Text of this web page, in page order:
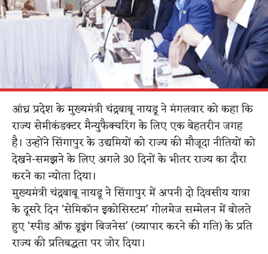
आंध्र प्रदेश के मुख्यमंत्री चंद्रबाबू नायडू ने मंगलवार को कहा कि
राज्य सेमीकंडक्टर मैन्युफैक्चरिंग के लिए एक बेहतरीन जगह
है। उन्होंने सिंगापुर के उद्यमियों को राज्य की मौजूदा नीतियों को
देखने-समझने के लिए अगले 30 दिनों के भीतर राज्य का दौरा
करने का न्योता दिया।
मुख्यमंत्री चंद्रबाबू नायडू ने सिंगापुर में अपनी दो दिवसीय यात्रा
के दूसरे दिन ‘सेमिकॉन इकोसिस्टम’ गोलमेज सम्मेलन में बोलते
हुए ‘स्पीड ऑफ डूइंग बिजनेस’ (व्यापार करने की गति) के प्रति
राज्य की प्रतिबद्धता पर जोर दिया।